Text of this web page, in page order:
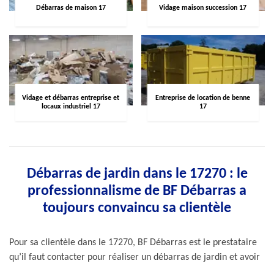
Débarras de maison 17 Vidage maison succession 17
Vidage et débarras entreprise et
locaux industriel 17
Entreprise de location de benne
17
Débarras de jardin dans le 17270 : le
professionnalisme de BF Débarras a
toujours convaincu sa clientèle
Pour sa clientèle dans le 17270, BF Débarras est le prestataire
qu’il faut contacter pour réaliser un débarras de jardin et avoir